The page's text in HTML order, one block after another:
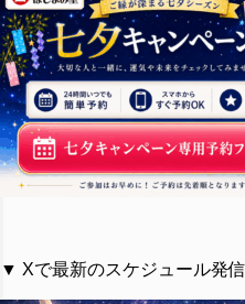
▼ Xで最新のスケジュール発